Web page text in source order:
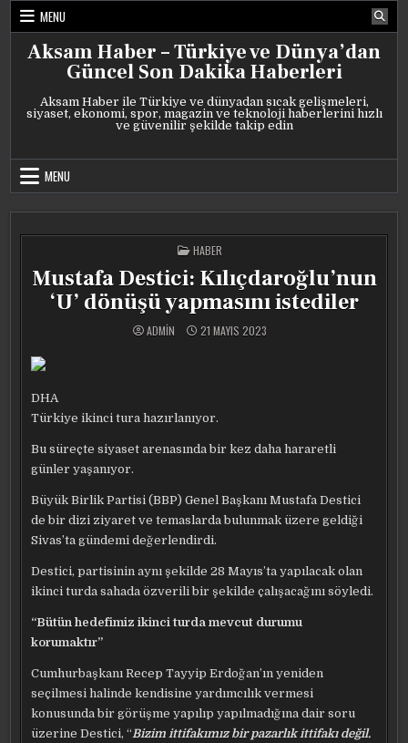
Skip
content
MENU
Aksam Haber – Türkiye ve Dünya’dan
Güncel Son Dakika Haberleri
Aksam Haber ile Türkiye ve dünyadan sıcak gelişmeleri,
siyaset, ekonomi, spor, magazin ve teknoloji haberlerini hızlı
ve güvenilir şekilde takip edin
MENU
POSTED
IN
HABER
Mustafa Destici: Kılıçdaroğlu’nun
‘U’ dönüşü yapmasını istediler
ADMIN 21 MAYIS 2023
DHA
Türkiye ikinci tura hazırlanıyor.
Bu süreçte siyaset arenasında bir kez daha hararetli
günler yaşanıyor.
Büyük Birlik Partisi (BBP) Genel Başkanı Mustafa Destici
de bir dizi ziyaret ve temaslarda bulunmak üzere geldiği
Sivas’ta gündemi değerlendirdi.
Destici, partisinin aynı şekilde 28 Mayıs’ta yapılacak olan
ikinci turda sahada özverili bir şekilde çalışacağını söyledi.
“Bütün hedefimiz ikinci turda mevcut durumu
korumaktır”
Cumhurbaşkanı Recep Tayyip Erdoğan’ın yeniden
seçilmesi halinde kendisine yardımcılık vermesi
konusunda bir görüşme yapılıp yapılmadığına dair soru
üzerine Destici, “Bizim ittifakımız bir pazarlık ittifakı değil.